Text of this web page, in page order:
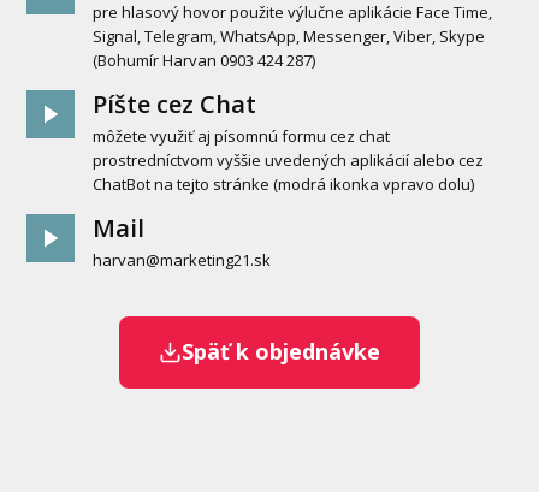
pre hlasový hovor použite výlučne aplikácie Face Time,
Signal, Telegram, WhatsApp, Messenger, Viber, Skype
(Bohumír Harvan 0903 424 287)
Píšte cez Chat
môžete využiť aj písomnú formu cez chat
prostredníctvom vyššie uvedených aplikácií alebo cez
ChatBot na tejto stránke (modrá ikonka vpravo dolu)
Mail
harvan@marketing21.sk
Späť k objednávke